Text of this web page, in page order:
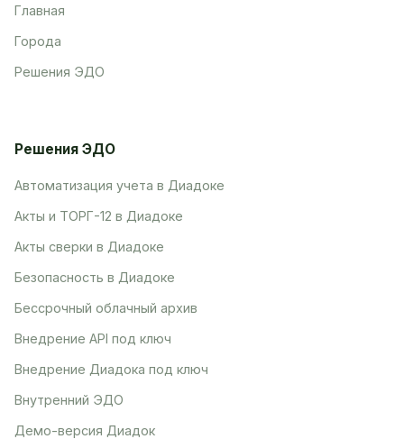
Главная
Города
Решения ЭДО
Решения ЭДО
Автоматизация учета в Диадоке
Акты и ТОРГ-12 в Диадоке
Акты сверки в Диадоке
Безопасность в Диадоке
Бессрочный облачный архив
Внедрение API под ключ
Внедрение Диадока под ключ
Внутренний ЭДО
Демо-версия Диадок